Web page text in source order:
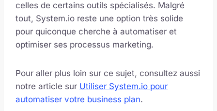
celles de certains outils spécialisés. Malgré
tout, System.io reste une option très solide
pour quiconque cherche à automatiser et
optimiser ses processus marketing.
Pour aller plus loin sur ce sujet, consultez aussi
notre article sur Utiliser System.io pour
automatiser votre business plan.